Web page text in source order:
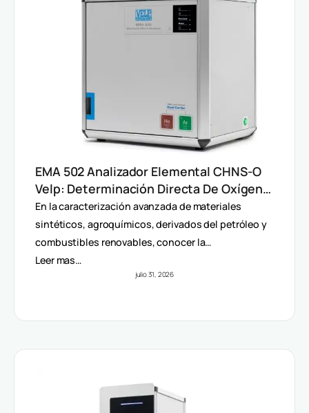
EMA 502 Analizador Elemental CHNS-O
Velp: Determinación Directa De Oxígeno
Y Análisis Multiparámetro
En la caracterización avanzada de materiales
sintéticos, agroquímicos, derivados del petróleo y
combustibles renovables, conocer la…
Leer mas…
julio 31, 2026